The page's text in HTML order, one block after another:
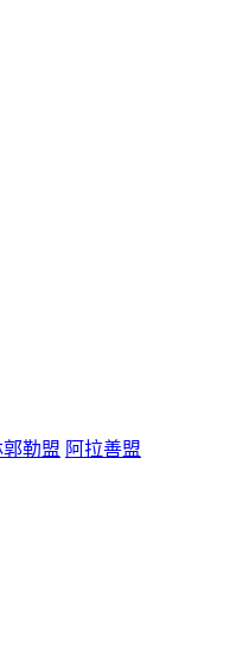
勒盟 阿拉善盟